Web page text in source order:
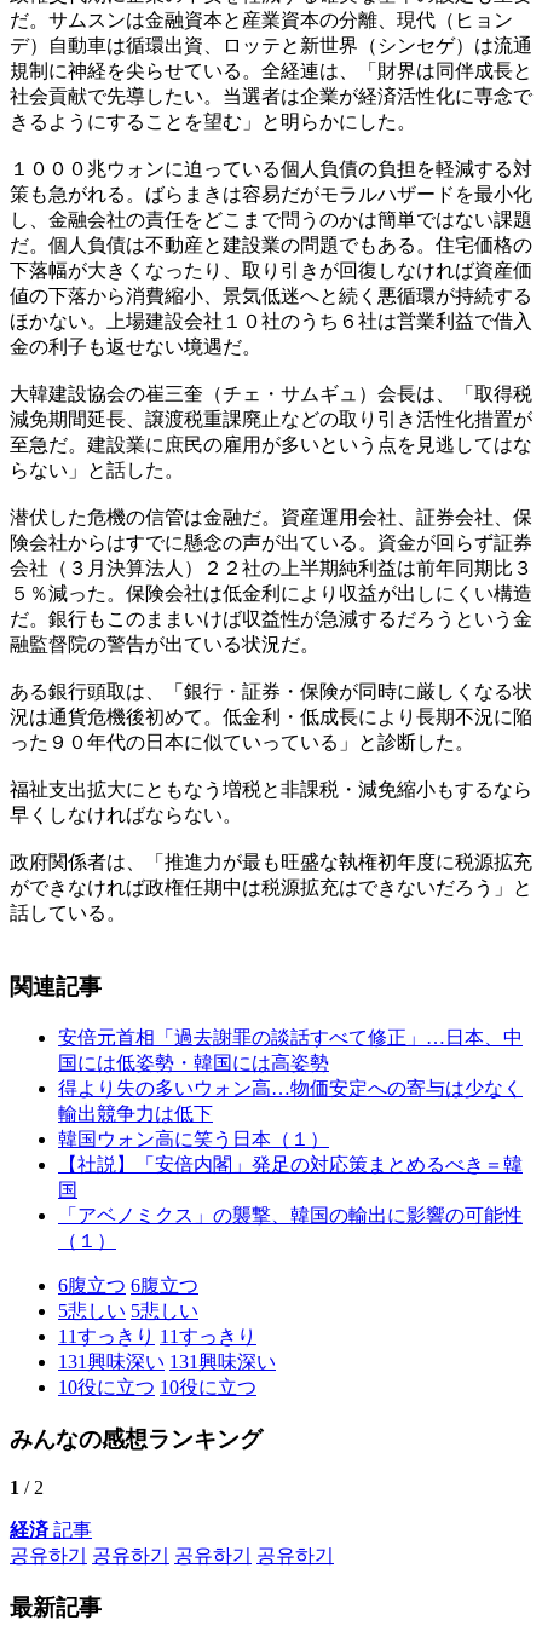
だ。サムスンは金融資本と産業資本の分離、現代（ヒョン
デ）自動車は循環出資、ロッテと新世界（シンセゲ）は流通
規制に神経を尖らせている。全経連は、「財界は同伴成長と
社会貢献で先導したい。当選者は企業が経済活性化に専念で
きるようにすることを望む」と明らかにした。
１０００兆ウォンに迫っている個人負債の負担を軽減する対
策も急がれる。ばらまきは容易だがモラルハザードを最小化
し、金融会社の責任をどこまで問うのかは簡単ではない課題
だ。個人負債は不動産と建設業の問題でもある。住宅価格の
下落幅が大きくなったり、取り引きが回復しなければ資産価
値の下落から消費縮小、景気低迷へと続く悪循環が持続する
ほかない。上場建設会社１０社のうち６社は営業利益で借入
金の利子も返せない境遇だ。
大韓建設協会の崔三奎（チェ・サムギュ）会長は、「取得税
減免期間延長、譲渡税重課廃止などの取り引き活性化措置が
至急だ。建設業に庶民の雇用が多いという点を見逃してはな
らない」と話した。
潜伏した危機の信管は金融だ。資産運用会社、証券会社、保
険会社からはすでに懸念の声が出ている。資金が回らず証券
会社（３月決算法人）２２社の上半期純利益は前年同期比３
５％減った。保険会社は低金利により収益が出しにくい構造
だ。銀行もこのままいけば収益性が急減するだろうという金
融監督院の警告が出ている状況だ。
ある銀行頭取は、「銀行・証券・保険が同時に厳しくなる状
況は通貨危機後初めて。低金利・低成長により長期不況に陥
った９０年代の日本に似ていっている」と診断した。
福祉支出拡大にともなう増税と非課税・減免縮小もするなら
早くしなければならない。
政府関係者は、「推進力が最も旺盛な執権初年度に税源拡充
ができなければ政権任期中は税源拡充はできないだろう」と
話している。
関連記事
安倍元首相「過去謝罪の談話すべて修正」…日本、中
国には低姿勢・韓国には高姿勢
得より失の多いウォン高…物価安定への寄与は少なく
輸出競争力は低下
韓国ウォン高に笑う日本（１）
【社説】「安倍内閣」発足の対応策まとめるべき＝韓
国
「アベノミクス」の襲撃、韓国の輸出に影響の可能性
（１）
6腹立つ 6腹立つ
5悲しい 5悲しい
11すっきり 11すっきり
131興味深い 131興味深い
10役に立つ 10役に立つ
みんなの感想ランキング
1 / 2
経済記事
공유하기
공유하기 공유하기 공유하기
最新記事